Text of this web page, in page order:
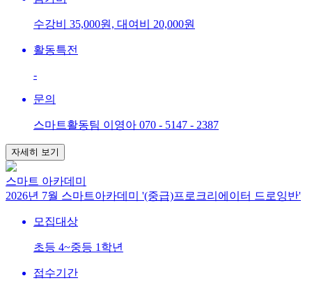
수강비 35,000원, 대여비 20,000원
활동특전
-
문의
스마트활동팀 이영아 070 - 5147 - 2387
자세히 보기
스마트 아카데미
2026년 7월 스마트아카데미 '(중급)프로크리에이터 드로잉반'
모집대상
초등 4~중등 1학년
접수기간